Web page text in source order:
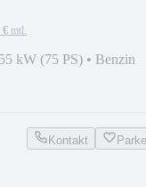
€ mtl.
55 kW (75 PS) • Benzin
Kontakt